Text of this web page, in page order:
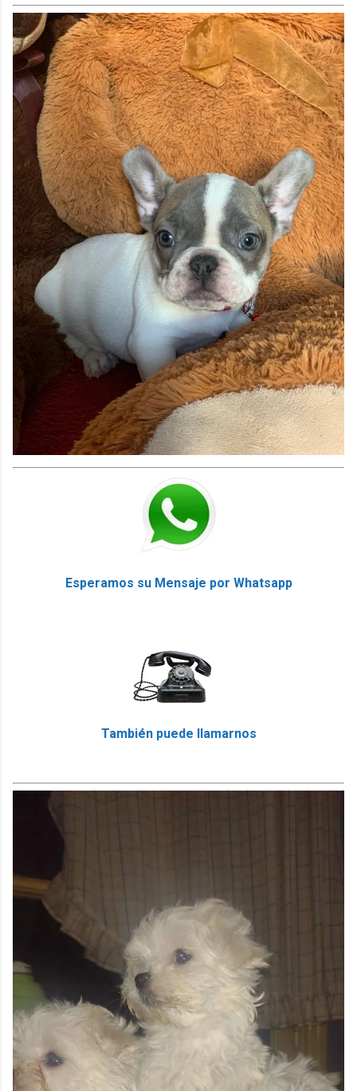
Esperamos su Mensaje por Whatsapp
También puede llamarnos